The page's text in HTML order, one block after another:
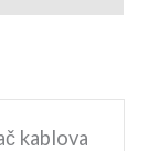
kablova